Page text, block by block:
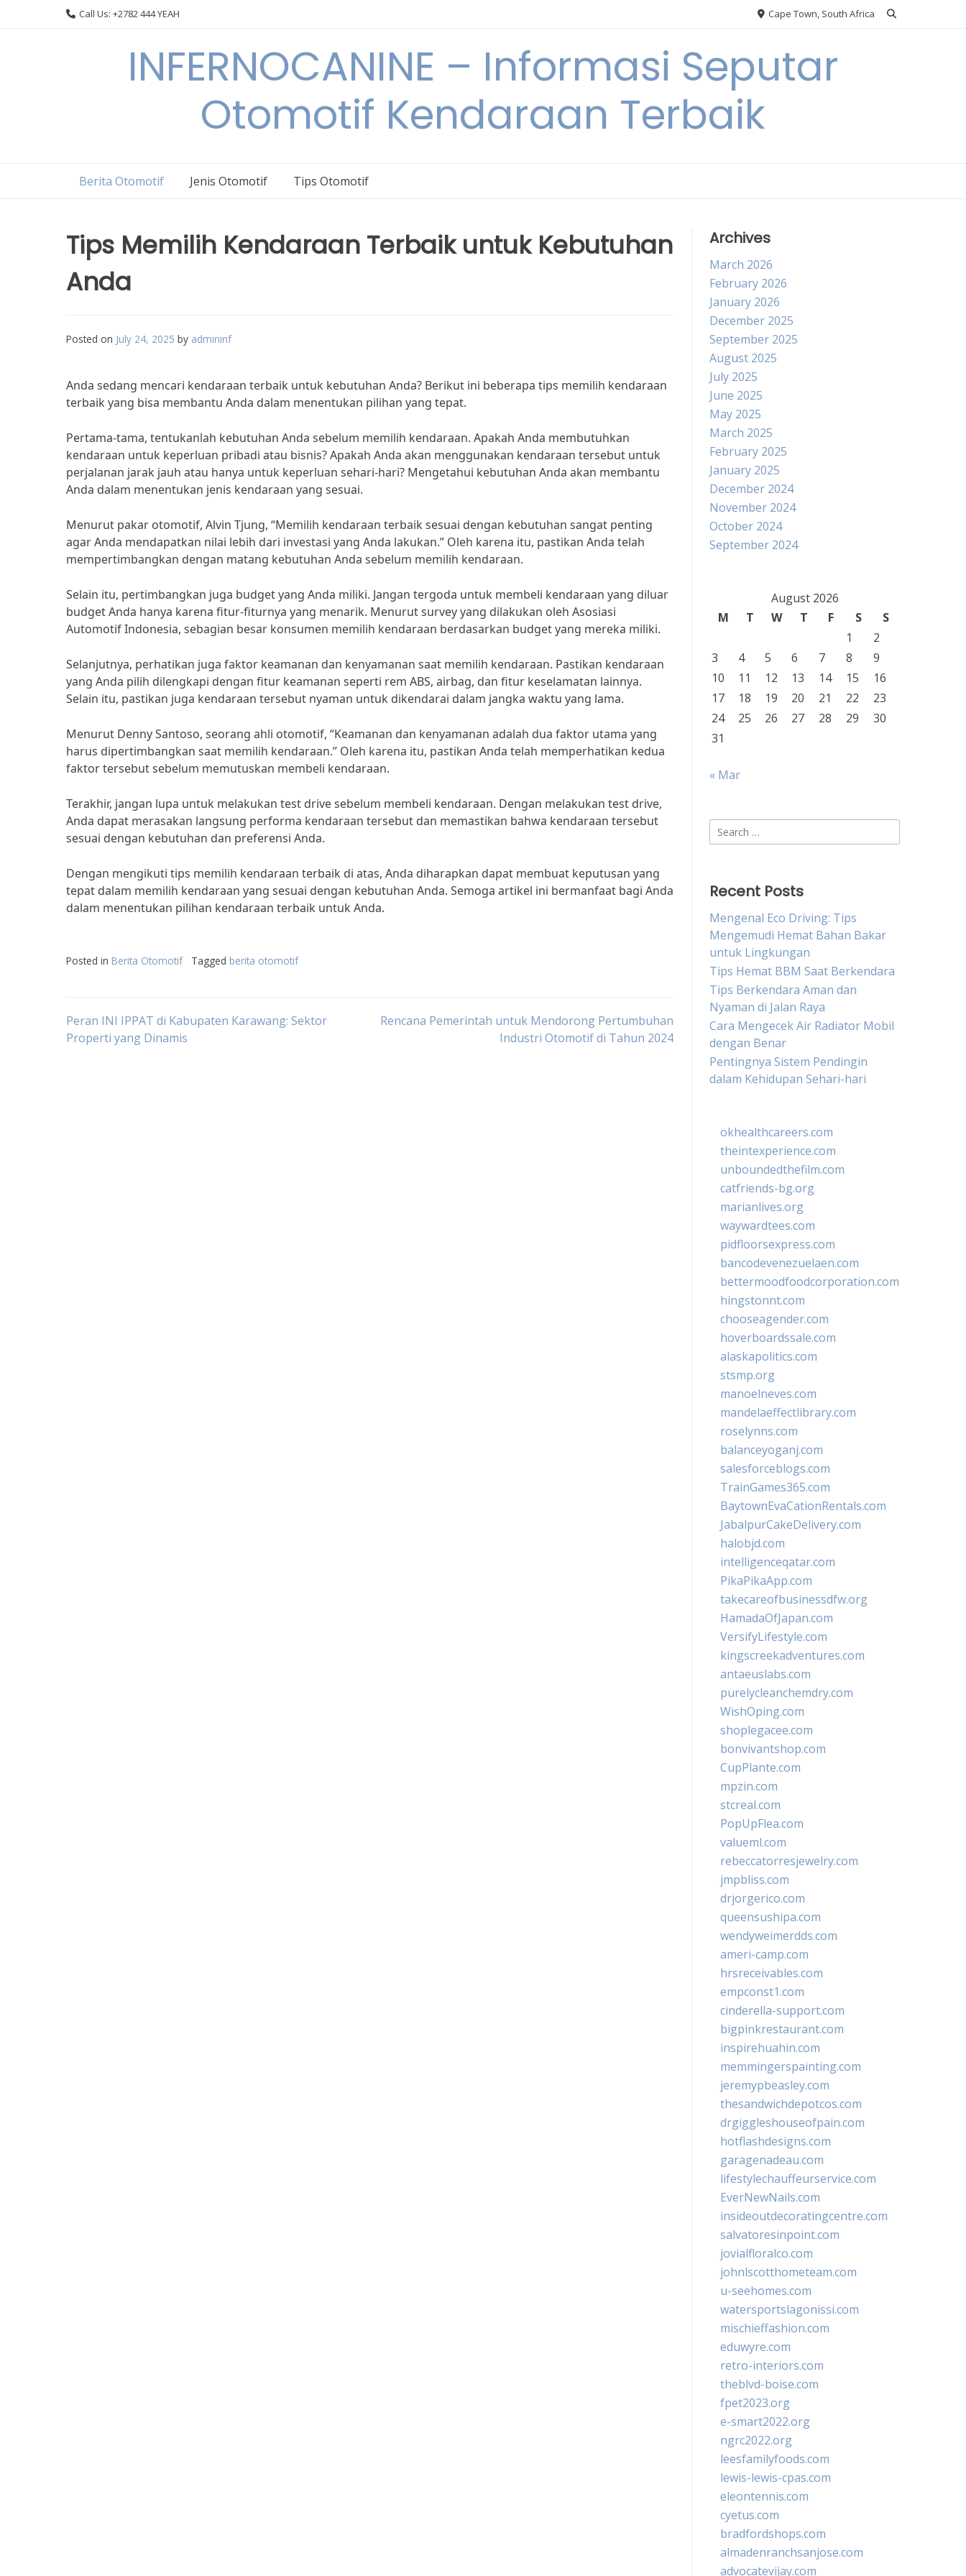
Call Us: +2782 444 YEAH Cape Town, South Africa
INFERNOCANINE – Informasi Seputar
Otomotif Kendaraan Terbaik
Berita Otomotif Jenis Otomotif Tips Otomotif
Tips Memilih Kendaraan Terbaik untuk Kebutuhan
Anda
Posted on July 24, 2025 by admininf
Anda sedang mencari kendaraan terbaik untuk kebutuhan Anda? Berikut ini beberapa tips memilih kendaraan
terbaik yang bisa membantu Anda dalam menentukan pilihan yang tepat.
Pertama-tama, tentukanlah kebutuhan Anda sebelum memilih kendaraan. Apakah Anda membutuhkan
kendaraan untuk keperluan pribadi atau bisnis? Apakah Anda akan menggunakan kendaraan tersebut untuk
perjalanan jarak jauh atau hanya untuk keperluan sehari-hari? Mengetahui kebutuhan Anda akan membantu
Anda dalam menentukan jenis kendaraan yang sesuai.
Menurut pakar otomotif, Alvin Tjung, “Memilih kendaraan terbaik sesuai dengan kebutuhan sangat penting
agar Anda mendapatkan nilai lebih dari investasi yang Anda lakukan.” Oleh karena itu, pastikan Anda telah
mempertimbangkan dengan matang kebutuhan Anda sebelum memilih kendaraan.
Selain itu, pertimbangkan juga budget yang Anda miliki. Jangan tergoda untuk membeli kendaraan yang diluar
budget Anda hanya karena fitur-fiturnya yang menarik. Menurut survey yang dilakukan oleh Asosiasi
Automotif Indonesia, sebagian besar konsumen memilih kendaraan berdasarkan budget yang mereka miliki.
Selanjutnya, perhatikan juga faktor keamanan dan kenyamanan saat memilih kendaraan. Pastikan kendaraan
yang Anda pilih dilengkapi dengan fitur keamanan seperti rem ABS, airbag, dan fitur keselamatan lainnya.
Selain itu, pastikan juga kendaraan tersebut nyaman untuk dikendarai dalam jangka waktu yang lama.
Menurut Denny Santoso, seorang ahli otomotif, “Keamanan dan kenyamanan adalah dua faktor utama yang
harus dipertimbangkan saat memilih kendaraan.” Oleh karena itu, pastikan Anda telah memperhatikan kedua
faktor tersebut sebelum memutuskan membeli kendaraan.
Terakhir, jangan lupa untuk melakukan test drive sebelum membeli kendaraan. Dengan melakukan test drive,
Anda dapat merasakan langsung performa kendaraan tersebut dan memastikan bahwa kendaraan tersebut
sesuai dengan kebutuhan dan preferensi Anda.
Dengan mengikuti tips memilih kendaraan terbaik di atas, Anda diharapkan dapat membuat keputusan yang
tepat dalam memilih kendaraan yang sesuai dengan kebutuhan Anda. Semoga artikel ini bermanfaat bagi Anda
dalam menentukan pilihan kendaraan terbaik untuk Anda.
Posted in Berita Otomotif Tagged berita otomotif
Post
Peran INI IPPAT di Kabupaten Karawang: Sektor
Properti yang Dinamis
Rencana Pemerintah untuk Mendorong Pertumbuhan
Industri Otomotif di Tahun 2024
Archives
March 2026
February 2026
January 2026
December 2025
September 2025
August 2025
July 2025
June 2025
May 2025
March 2025
February 2025
January 2025
December 2024
November 2024
October 2024
September 2024
August 2026
M
T W T F S
S
1
2
3
4 5 6 7 8
9
10
11 12 13 14 15
16
17
18 19 20 21 22
23
24
25 26 27 28 29
30
31
« Mar
Search
for:
Recent Posts
Mengenal Eco Driving: Tips
Mengemudi Hemat Bahan Bakar
untuk Lingkungan
Tips Hemat BBM Saat Berkendara
Tips Berkendara Aman dan
Nyaman di Jalan Raya
Cara Mengecek Air Radiator Mobil
dengan Benar
Pentingnya Sistem Pendingin
dalam Kehidupan Sehari-hari
okhealthcareers.com
theintexperience.com
unboundedthefilm.com
catfriends-bg.org
marianlives.org
waywardtees.com
pidfloorsexpress.com
bancodevenezuelaen.com
bettermoodfoodcorporation.com
hingstonnt.com
chooseagender.com
hoverboardssale.com
alaskapolitics.com
stsmp.org
manoelneves.com
mandelaeffectlibrary.com
roselynns.com
balanceyoganj.com
salesforceblogs.com
TrainGames365.com
BaytownEvaCationRentals.com
JabalpurCakeDelivery.com
halobjd.com
intelligenceqatar.com
PikaPikaApp.com
takecareofbusinessdfw.org
HamadaOfJapan.com
VersifyLifestyle.com
kingscreekadventures.com
antaeuslabs.com
purelycleanchemdry.com
WishOping.com
shoplegacee.com
bonvivantshop.com
CupPlante.com
mpzin.com
stcreal.com
PopUpFlea.com
valueml.com
rebeccatorresjewelry.com
jmpbliss.com
drjorgerico.com
queensushipa.com
wendyweimerdds.com
ameri-camp.com
hrsreceivables.com
empconst1.com
cinderella-support.com
bigpinkrestaurant.com
inspirehuahin.com
memmingerspainting.com
jeremypbeasley.com
thesandwichdepotcos.com
drgiggleshouseofpain.com
hotflashdesigns.com
garagenadeau.com
lifestylechauffeurservice.com
EverNewNails.com
insideoutdecoratingcentre.com
salvatoresinpoint.com
jovialfloralco.com
johnlscotthometeam.com
u-seehomes.com
watersportslagonissi.com
mischieffashion.com
eduwyre.com
retro-interiors.com
theblvd-boise.com
fpet2023.org
e-smart2022.org
ngrc2022.org
leesfamilyfoods.com
lewis-lewis-cpas.com
eleontennis.com
cyetus.com
bradfordshops.com
almadenranchsanjose.com
advocatevijay.com